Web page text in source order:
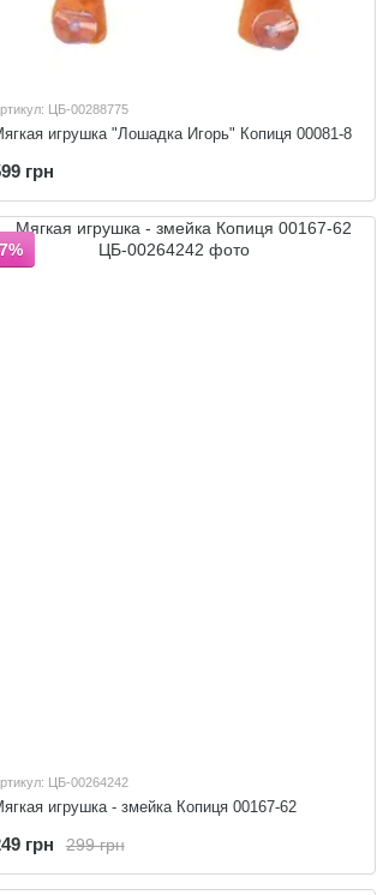
ЦБ-00288775
игрушка "Лошадка Игорь" Копиця 00081-8
грн
ЦБ-00264242
игрушка - змейка Копиця 00167-62
299 грн
грн